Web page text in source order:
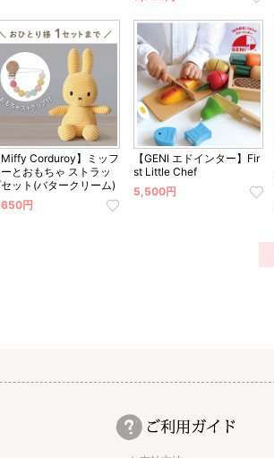
Corduroy】ミッフ
とおもちゃ ストラッ
ット(バタークリーム)
円
【GENI エドインター】Fir
st Little Chef
5,500円